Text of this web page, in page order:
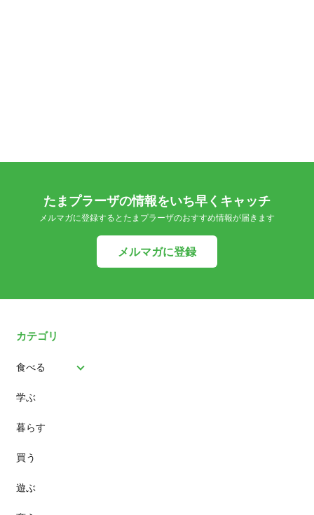
たまプラーザの情報をいち早くキャッチ
メルマガに登録するとたまプラーザのおすすめ情報が届きます
メルマガに登録
カテゴリ
食べる
パン
スイーツ
ランチ
カフェ
学ぶ
暮らす
買う
遊ぶ